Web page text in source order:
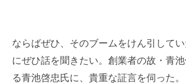
ならばぜひ、そのブームをけん引してい
にぜひ話を聞きたい。創業者の故・青
る青池啓忠氏に、貴重な証言を伺った。